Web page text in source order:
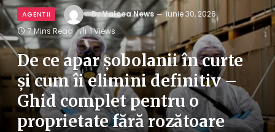
AGENTII ByValcea News
iunie 30, 2026
7 Mins Read
1Views
De ce apar șobolanii în curte
și cum îi elimini definitiv –
Ghid complet pentru o
proprietate fără rozătoare